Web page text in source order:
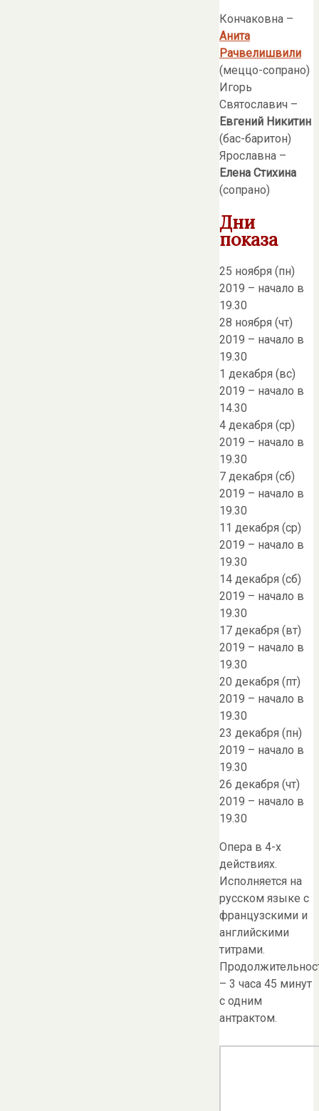
Кончаковна –
Анита
Рачвелишвили
(меццо-сопрано)
Игорь
Святославич –
Евгений Никитин
(бас-баритон)
Ярославна –
Елена Стихина
(сопрано)
Дни
показа
25 ноября (пн)
2019 – начало в
19.30
28 ноября (чт)
2019 – начало в
19.30
1 декабря (вс)
2019 – начало в
14.30
4 декабря (ср)
2019 – начало в
19.30
7 декабря (сб)
2019 – начало в
19.30
11 декабря (ср)
2019 – начало в
19.30
14 декабря (сб)
2019 – начало в
19.30
17 декабря (вт)
2019 – начало в
19.30
20 декабря (пт)
2019 – начало в
19.30
23 декабря (пн)
2019 – начало в
19.30
26 декабря (чт)
2019 – начало в
19.30
Опера в 4-х
действиях.
Исполняется на
русском языке с
французскими и
английскими
титрами.
– 3 часа 45 минут
с одним
антрактом.